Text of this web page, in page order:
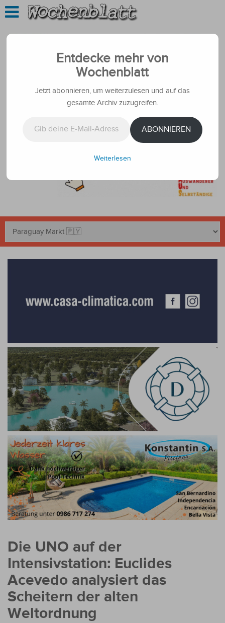
Die UNO auf der
Intensivstation: Euclides
Acevedo analysiert das
Scheitern der alten
Weltordnung
Entdecke mehr von
Wochenblatt
Jetzt abonnieren, um weiterzulesen und auf das
gesamte Archiv zuzugreifen.
ABONNIEREN
Weiterlesen